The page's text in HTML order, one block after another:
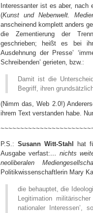
Interessanter ist es aber,
(Kunst und Nebenwelt.
anscheinend komplett anders
die Zementierung der
geschrieben; heißt es bei
Ausdehnung der Presse’
Schreibenden’ gerieten, bzw.:
Damit ist die
Begriff, ihren
(Nimm das, Web 2.0!)
ihrem Text verstanden habe.
P.S.: Susann Witt-Stahl
hat
Ausgabe verfast:… nichts
neoliberalen
Politikwissenschaftlerin Mary
die behauptet, die
Legitimation
nationaler Interessen’,